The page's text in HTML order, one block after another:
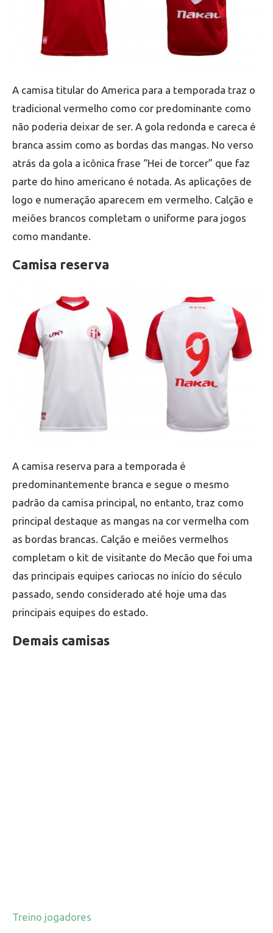
A camisa titular do America para a temporada traz o
tradicional vermelho como cor predominante como
não poderia deixar de ser. A gola redonda e careca é
branca assim como as bordas das mangas. No verso
atrás da gola a icônica frase “Hei de torcer” que faz
parte do hino americano é notada. As aplicações de
logo e numeração aparecem em vermelho. Calção e
meiões brancos completam o uniforme para jogos
como mandante.
Camisa reserva
A camisa reserva para a temporada é
predominantemente branca e segue o mesmo
padrão da camisa principal, no entanto, traz como
principal destaque as mangas na cor vermelha com
as bordas brancas. Calção e meiões vermelhos
completam o kit de visitante do Mecão que foi uma
das principais equipes cariocas no início do século
passado, sendo considerado até hoje uma das
principais equipes do estado.
Demais camisas